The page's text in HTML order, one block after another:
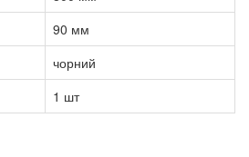
90 мм
чорний
1 шт